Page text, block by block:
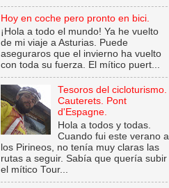
Hoy en coche pero pronto en bici.
¡Hola a todo el mundo! Ya he vuelto
de mi viaje a Asturias. Puede
aseguraros que el invierno ha vuelto
con toda su fuerza. El mítico puert...
Tesoros del cicloturismo.
Cauterets. Pont
d'Espagne.
Hola a todos y todas.
Cuando fui este verano a
los Pirineos, no tenía muy claras las
rutas a seguir. Sabía que quería subir
el mítico Tour...